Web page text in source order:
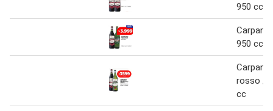
950 cc
950 cc
rosso /
cc